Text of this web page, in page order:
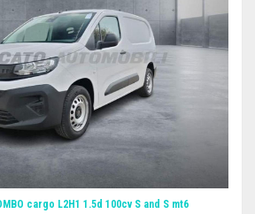
cargo L2H1 1.5d 100cv S and S mt6